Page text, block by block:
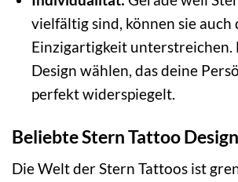
vielfältig sind, können sie auch
Einzigartigkeit unterstreichen.
Design wählen, das deine
perfekt widerspiegelt.
Beliebte Stern Tattoo
Die Welt der Stern Tattoos ist